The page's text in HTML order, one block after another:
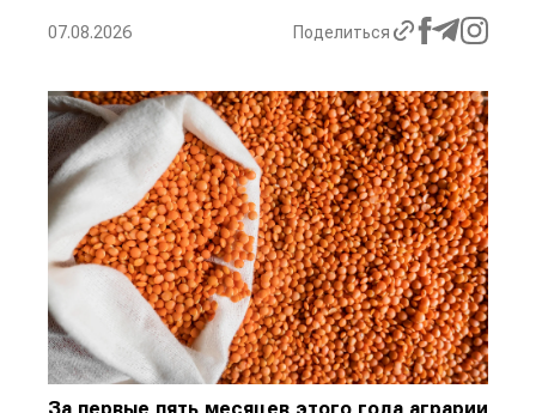
07.08.2026 Поделиться